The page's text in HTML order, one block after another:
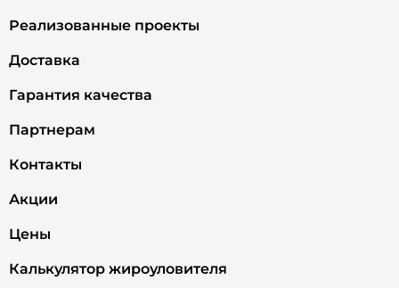
Реализованные проекты
Доставка
Гарантия качества
Партнерам
Контакты
Акции
Цены
Калькулятор жироуловителя